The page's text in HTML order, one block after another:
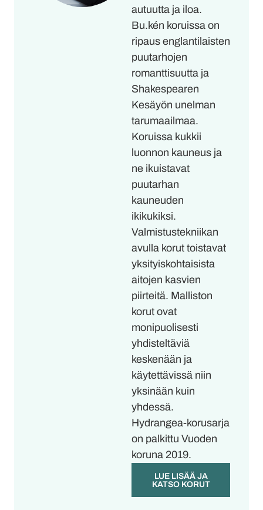
autuutta ja iloa.
Bu.kén koruissa on
ripaus englantilaisten
puutarhojen
romanttisuutta ja
Shakespearen
Kesäyön unelman
tarumaailmaa.
Koruissa kukkii
luonnon kauneus ja
ne ikuistavat
puutarhan
kauneuden
ikikukiksi.
Valmistustekniikan
avulla korut toistavat
yksityiskohtaisista
aitojen kasvien
piirteitä. Malliston
korut ovat
monipuolisesti
yhdisteltäviä
keskenään ja
käytettävissä niin
yksinään kuin
yhdessä.
Hydrangea-korusarja
on palkittu Vuoden
koruna 2019.
LUE LISÄÄ JA
KATSO KORUT